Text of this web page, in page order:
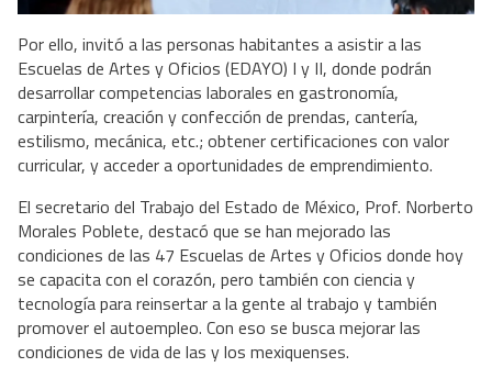
Por ello, invitó a las personas habitantes a asistir a las
Escuelas de Artes y Oficios (EDAYO) I y II, donde podrán
desarrollar competencias laborales en gastronomía,
carpintería, creación y confección de prendas, cantería,
estilismo, mecánica, etc.; obtener certificaciones con valor
curricular, y acceder a oportunidades de emprendimiento.
El secretario del Trabajo del Estado de México, Prof. Norberto
Morales Poblete, destacó que se han mejorado las
condiciones de las 47 Escuelas de Artes y Oficios donde hoy
se capacita con el corazón, pero también con ciencia y
tecnología para reinsertar a la gente al trabajo y también
promover el autoempleo. Con eso se busca mejorar las
condiciones de vida de las y los mexiquenses.